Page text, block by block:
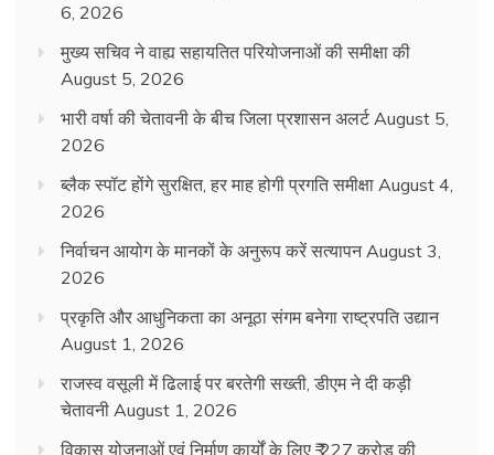
6, 2026
मुख्य सचिव ने वाह्य सहायतित परियोजनाओं की समीक्षा की
August 5, 2026
भारी वर्षा की चेतावनी के बीच जिला प्रशासन अलर्ट August 5,
2026
ब्लैक स्पॉट होंगे सुरक्षित, हर माह होगी प्रगति समीक्षा August 4,
2026
निर्वाचन आयोग के मानकों के अनुरूप करें सत्यापन August 3,
2026
प्रकृति और आधुनिकता का अनूठा संगम बनेगा राष्ट्रपति उद्यान
August 1, 2026
राजस्व वसूली में ढिलाई पर बरतेगी सख्ती, डीएम ने दी कड़ी
चेतावनी August 1, 2026
विकास योजनाओं एवं निर्माण कार्यों के लिए ₹ 227 करोड़ की